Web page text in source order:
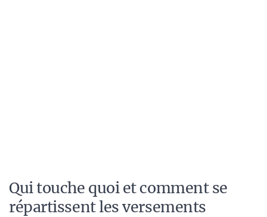
Qui touche quoi et comment se
répartissent les versements